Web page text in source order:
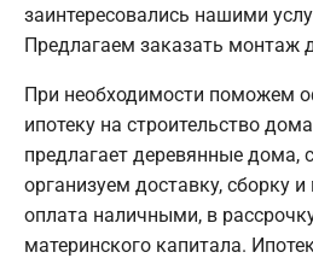
заинтересовались нашими
Предлагаем заказать монтаж
При необходимости поможем
ипотеку на строительство
предлагает деревянные дома,
организуем доставку, сборку
оплата наличными, в
материнского капитала.